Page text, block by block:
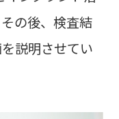
の後、検査結
説明させてい